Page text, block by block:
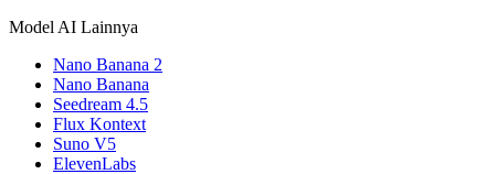
Model AI Lainnya
Nano Banana 2
Nano Banana
Seedream 4.5
Flux Kontext
Suno V5
ElevenLabs